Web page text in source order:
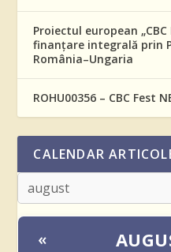
Proiectul european
finanțare integrală prin
România–Ungaria
ROHU00356 – CBC Fest
CALENDAR
«